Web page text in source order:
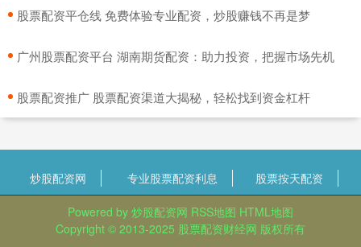
​股票配资平仓线 免费体验专业配资，炒股赚钱不再是梦
​广州股票配资平台 湖南期货配资：助力投资，把握市场先机
​股票配资推广 股票配资渠道大揭秘，轻松找到资金杠杆
炒股配资网 专业股票配资利息 股票按天配资
Powered by 炒股配资网 RSS地图 HTML地图
Copyright © 2013-2025 股票配资财经网 版权所有